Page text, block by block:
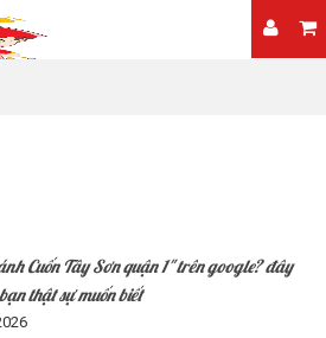
Cuốn Tây Sơn quận 1" trên google? đây
thật sự muốn biết